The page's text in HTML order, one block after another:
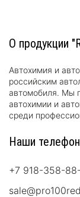
О продукции
Автохимия и
российским
автомобиля. Мы
автохимии и
среди
Наши
+7 918-358-